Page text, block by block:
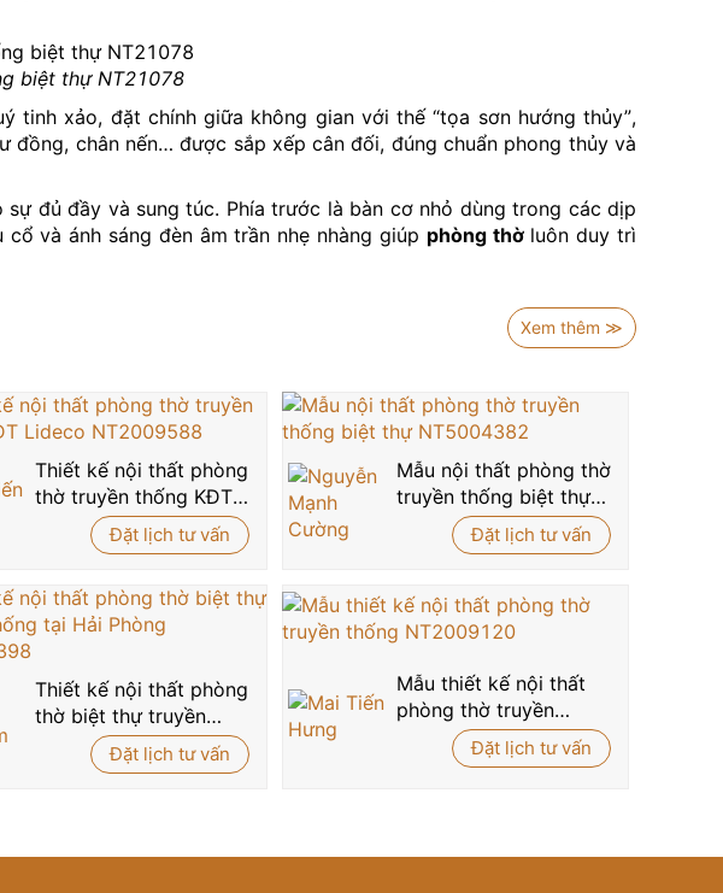
biệt thự NT21078
tinh xảo, đặt chính giữa không gian với thế “tọa sơn hướng thủy”,
chân nến… được sắp xếp cân đối, đúng chuẩn phong thủy và
đủ đầy và sung túc. Phía trước là bàn cơ nhỏ dùng trong các dịp
và ánh sáng đèn âm trần nhẹ nhàng giúp phòng thờluôn duy trì
nhiên hợp lý, giữ cho
luôn thoáng đãng nhưng vẫn
ý nghĩa, tượng trưng cho khí chất quân tử, sự trường tồn và phúc
đại và hồn cốt văn hóa truyền thống Việt.
phù hợp với không gian biệt thự hiện đại, hãy liên hệ ngay
hotline
thuật cho tổ ấm của mình.
Xem thêm ≫
Thiết kế nội thất phòng
thờ truyền thống KĐT
Lideco NT2009588
Đặt lịch tư vấn
Mẫu nội thất phòng thờ
truyền thống biệt thự
NT5004382Đặt lịch tư vấn
Thiết kế nội thất phòng
thờ biệt thự truyền
thống tại Hải Phòng
NT4104398
Đặt lịch tư vấn
Mẫu thiết kế nội thất
phòng thờ truyền
thống NT2009120
Đặt lịch tư vấn